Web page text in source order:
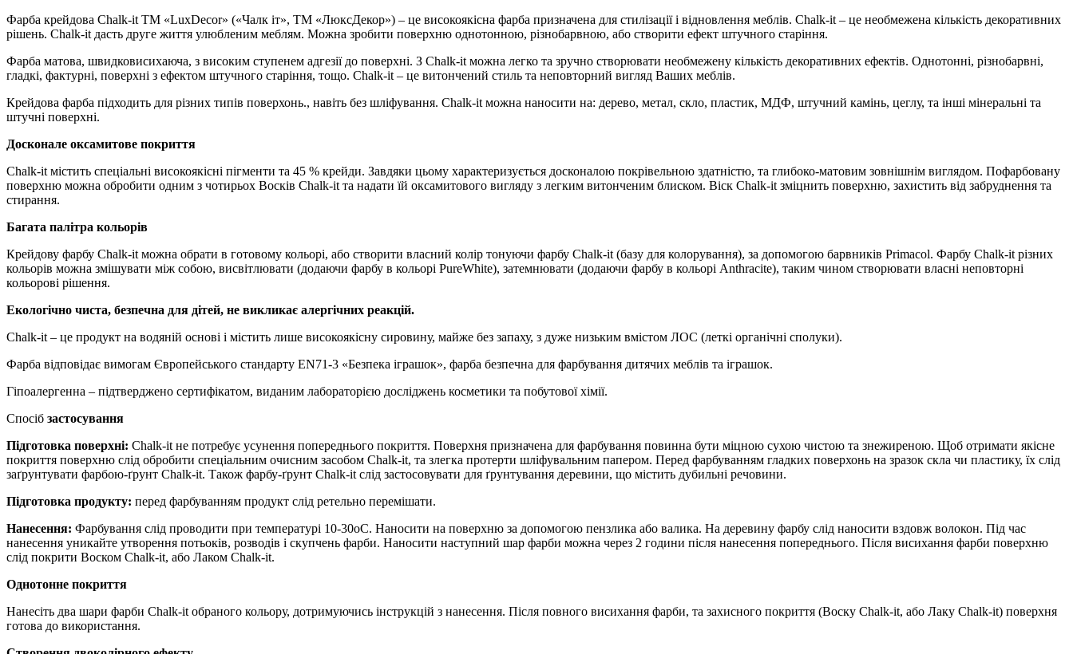
Фарба крейдова Chalk-it TM «LuxDecor» («Чалк іт», ТМ «ЛюксДекор») – це високоякісна фарба призначена для стилізації і відновлення меблів. Chalk-it – це необмежена кількість декоративних
рішень. Chalk-it дасть друге життя улюбленим меблям. Можна зробити поверхню однотонною, різнобарвною, або створити ефект штучного старіння.
Фарба матова, швидковисихаюча, з високим ступенем адгезії до поверхні. З Chalk-it можна легко та зручно створювати необмежену кількість декоративних ефектів. Однотонні, різнобарвні,
гладкі, фактурні, поверхні з ефектом штучного старіння, тощо. Chalk-it – це витончений стиль та неповторний вигляд Ваших меблів.
Крейдова фарба підходить для різних типів поверхонь., навіть без шліфування. Chalk-it можна наносити на: дерево, метал, скло, пластик, МДФ, штучний камінь, цеглу, та інші мінеральні та
штучні поверхні.
Досконале оксамитове покриття
Chalk-it містить спеціальні високоякісні пігменти та 45 % крейди. Завдяки цьому характеризується досконалою покрівельною здатністю, та глибоко-матовим зовнішнім виглядом. Пофарбовану
поверхню можна обробити одним з чотирьох Восків Chalk-it та надати їй оксамитового вигляду з легким витонченим блиском. Віск Chalk-it зміцнить поверхню, захистить від забруднення та
стирання.
Багата палітра кольорів
Крейдову фарбу Chalk-it можна обрати в готовому кольорі, або створити власний колір тонуючи фарбу Chalk-it (базу для колорування), за допомогою барвників Primacol. Фарбу Chalk-it різних
кольорів можна змішувати між собою, висвітлювати (додаючи фарбу в кольорі PureWhite), затемнювати (додаючи фарбу в кольорі Anthracite), таким чином створювати власні неповторні
кольорові рішення.
Екологічно чиста, безпечна для дітей, не викликає алергічних реакцій.
Chalk-it – це продукт на водяній основі і містить лише високоякісну сировину, майже без запаху, з дуже низьким вмістом ЛОС (леткі органічні сполуки).
Фарба відповідає вимогам Європейського стандарту EN71-3 «Безпека іграшок», фарба безпечна для фарбування дитячих меблів та іграшок.
Гіпоалергенна – підтверджено сертифікатом, виданим лабораторією досліджень косметики та побутової хімії.
Спосіб застосування
Підготовка поверхні: Chalk-it не потребує усунення попереднього покриття. Поверхня призначена для фарбування повинна бути міцною сухою чистою та знежиреною. Щоб отримати якісне
покриття поверхню слід обробити спеціальним очисним засобом Chalk-it, та злегка протерти шліфувальним папером. Перед фарбуванням гладких поверхонь на зразок скла чи пластику, їх слід
заґрунтувати фарбою-ґрунт Chalk-it. Також фарбу-ґрунт Chalk-it слід застосовувати для ґрунтування деревини, що містить дубильні речовини.
Підготовка продукту: перед фарбуванням продукт слід ретельно перемішати.
Нанесення: Фарбування слід проводити при температурі 10-30oC. Наносити на поверхню за допомогою пензлика або валика. На деревину фарбу слід наносити вздовж волокон. Під час
нанесення уникайте утворення потьоків, розводів і скупчень фарби. Наносити наступний шар фарби можна через 2 години після нанесення попереднього. Після висихання фарби поверхню
слід покрити Воском Chalk-it, або Лаком Chalk-it.
Однотонне покриття
Нанесіть два шари фарби Chalk-it обраного кольору, дотримуючись інструкцій з нанесення. Після повного висихання фарби, та захисного покриття (Воску Chalk-it, або Лаку Chalk-it) поверхня
готова до використання.